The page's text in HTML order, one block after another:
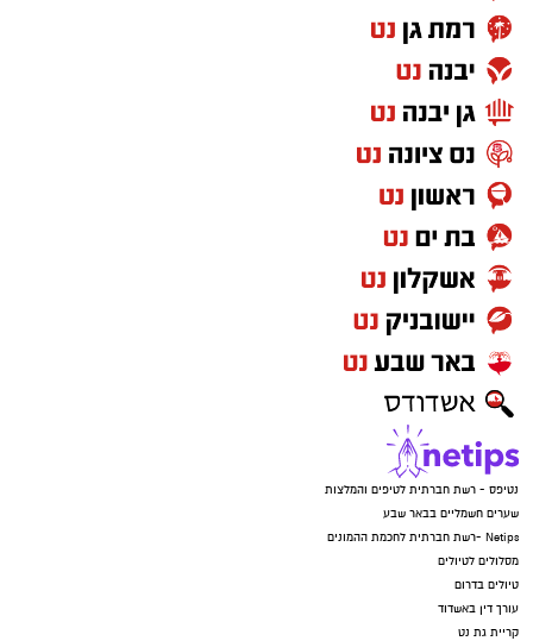
נטיפס - רשת חברתית לטיפים והמלצות
שערים חשמליים בבאר שבע
Netips -רשת חברתית לחכמת ההמונים
מסלולים לטיולים
טיולים בדרום
עורך דין באשדוד
קריית גת נט